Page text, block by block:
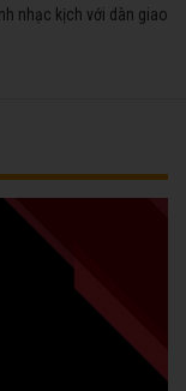
nhạc kịch với dàn giao